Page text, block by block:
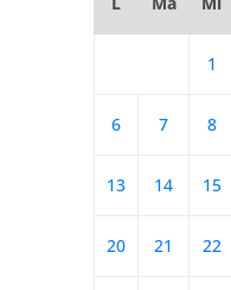
1
6 7 8
13 14 15
20 21 22